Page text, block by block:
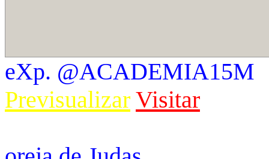
eXp. @ACADEMIA15M
Previsualizar Visitar